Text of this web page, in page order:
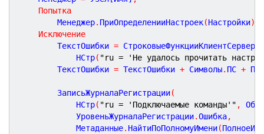
Попытка
		Менеджер
. ПриОпределенииНастроек(Настройки)
Исключение
		ТекстОшибки
= СтроковыеФункцииКлиентСервер
			НСтр
( "ru = 'Не удалось прочитать
		ТекстОшибки
= ТекстОшибки + Символы. ПС +
		ЗаписьЖурналаРегистрации
(
			НСтр
( "ru = 'Подключаемые команды'" ,
			УровеньЖурналаРегистрации
.Ошибка,
			Метаданные
. НайтиПоПолномуИмени(ПолноеИмя